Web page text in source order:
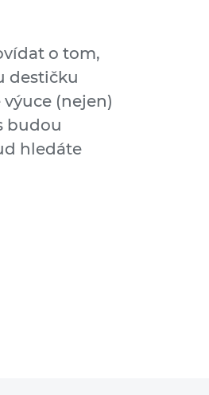
o tom,
destičku
(nejen)
budou
hledáte